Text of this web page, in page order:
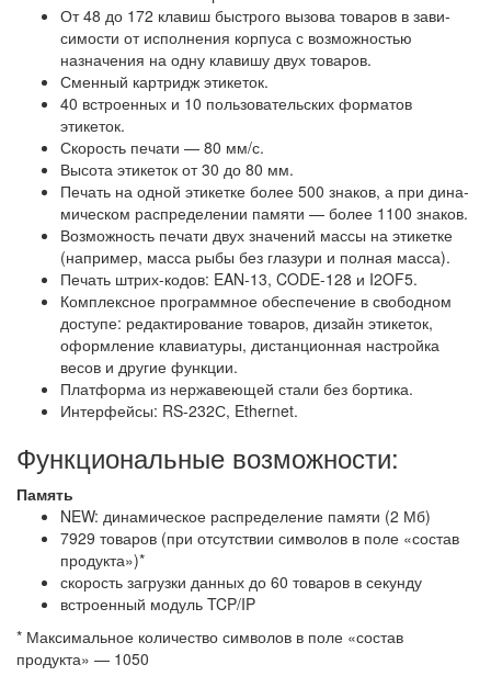
От 48 до 172 клавиш быстрого вызова товаров в зави-
симости от исполнения корпуса с возможностью
назначения на одну клавишу двух товаров.
Сменный картридж этикеток.
40 встроенных и 10 пользовательских форматов
этикеток.
Скорость печати — 80 мм/с.
Высота этикеток от 30 до 80 мм.
Печать на одной этикетке более 500 знаков, а при дина-
мическом распределении памяти — более 1100 знаков.
Возможность печати двух значений массы на этикетке
(например, масса рыбы без глазури и полная масса).
Печать штрих-кодов: EAN-13, CODE-128 и I2OF5.
Комплексное программное обеспечение в свободном
доступе: редактирование товаров, дизайн этикеток,
оформление клавиатуры, дистанционная настройка
весов и другие функции.
Платформа из нержавеющей стали без бортика.
Интерфейсы: RS-232С, Ethernet.
Функциональные возможности:
Память
NEW: динамическое распределение памяти (2 Мб)
7929 товаров (при отсутствии символов в поле «состав
продукта»)*
скорость загрузки данных до 60 товаров в секунду
встроенный модуль TCP/IP
* Максимальное количество символов в поле «состав
продукта» — 1050